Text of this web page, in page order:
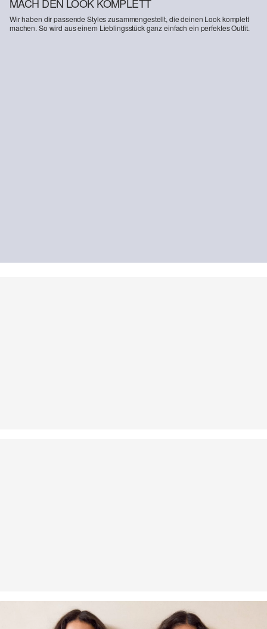
MACH DEN LOOK KOMPLETT
Wir haben dir passende Styles zusammengestellt, die deinen Look komplett
machen. So wird aus einem Lieblingsstück ganz einfach ein perfektes Outfit.